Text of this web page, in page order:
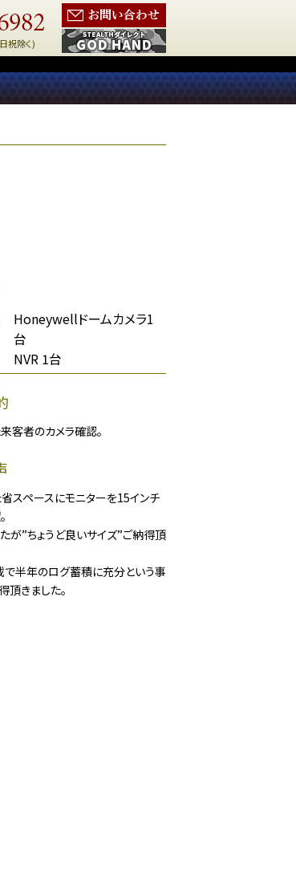
祝除く)
Honeywellドームカメラ1
台
NVR 1台
客者のカメラ確認。
スペースにモニターを15インチ
が”ちょうど良いサイズ”ご納得頂
半年のログ蓄積に充分という事
頂きました。